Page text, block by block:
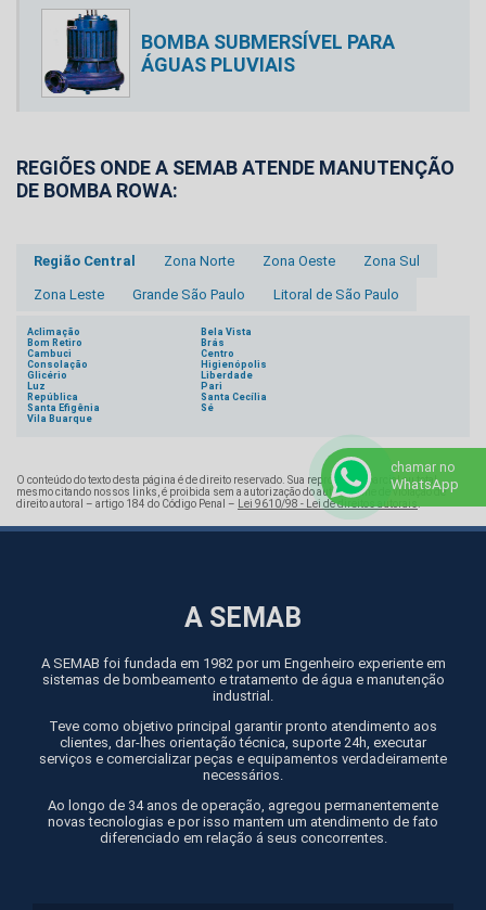
BOMBA SUBMERSÍVEL PARA
ÁGUAS PLUVIAIS
REGIÕES ONDE A SEMAB ATENDE MANUTENÇÃO
DE BOMBA ROWA:
Região Central Zona Norte Zona Oeste Zona Sul
Zona Leste Grande São Paulo Litoral de São Paulo
Aclimação
Bela Vista
Bom Retiro
Brás
Cambuci
Centro
Consolação
Higienópolis
Glicério
Liberdade
Luz
Pari
República
Santa Cecília
Santa Efigênia
Sé
Vila Buarque
O conteúdo do texto desta página é de direito reservado. Sua reprodução, parcial ou total,
mesmo citando nossos links, é proibida sem a autorização do autor. Crime de violação de
direito autoral – artigo 184 do Código Penal –
Lei 9610/98 - Lei de direitos autorais
A SEMAB
A SEMAB foi fundada em 1982 por um Engenheiro experiente em
sistemas de bombeamento e tratamento de água e manutenção
industrial.
Teve como objetivo principal garantir pronto atendimento aos
clientes, dar-lhes orientação técnica, suporte 24h, executar
serviços e comercializar peças e equipamentos verdadeiramente
necessários.
Ao longo de 34 anos de operação, agregou permanentemente
novas tecnologias e por isso mantem um atendimento de fato
diferenciado em relação á seus concorrentes.
chamar no
WhatsApp